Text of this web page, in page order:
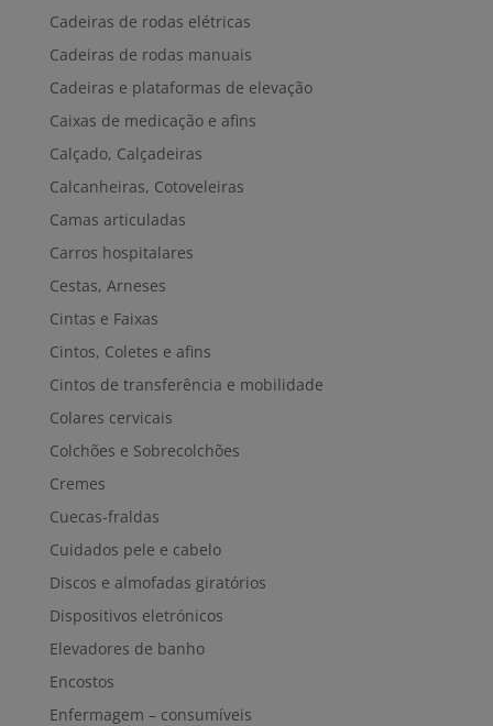
Cadeiras de rodas elétricas
Cadeiras de rodas manuais
Cadeiras e plataformas de elevação
Caixas de medicação e afins
Calçado, Calçadeiras
Calcanheiras, Cotoveleiras
Camas articuladas
Carros hospitalares
Cestas, Arneses
Cintas e Faixas
Cintos, Coletes e afins
Cintos de transferência e mobilidade
Colares cervicais
Colchões e Sobrecolchões
Cremes
Cuecas-fraldas
Cuidados pele e cabelo
Discos e almofadas giratórios
Dispositivos eletrónicos
Elevadores de banho
Encostos
Enfermagem – consumíveis